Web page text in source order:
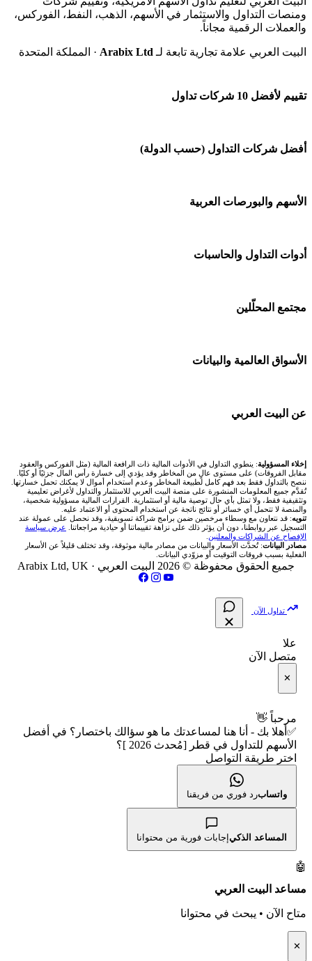
ومنصات التداول والاستثمار في الأسهم، الذهب، النفط، الفوركس،
والعملات الرقمية مجاناً.
البيت العربي علامة تجارية تابعة لـ Arabix Ltd · المملكة المتحدة
تقييم لأفضل 10 شركات تداول
شركة Capital.com
منصة بينانس
شركة Xm
انتراكتيف بروكرز IBKR
أفضل شركات التداول (حسب الدولة)
شركات تداول في السعودية
شركات تداول في قطر
شركات تداول في عُمان
شركات تداول في فلسطين
شركات تداول في مصر
الأسهم والبورصات العربية
🌍 كل البورصات العربية
🇪🇬 البورصة المصرية
🇶🇦 بورصة قطر
🇧🇭 بورصة البحرين
🇴🇲 بورصة مسقط
🇵🇸 بورصة فلسطين
📋 جميع الأسهم
🕌 الأسهم الحلال
أدوات التداول والحاسبات
🕌 حاسبة الزكاة
📌 حاسبة النقاط المحورية
📏 حاسبة حجم المركز
🔄 حاسبة تكلفة السواب
📈 حاسبة عائد التداول
📊 حاسبة الربح التراكمي
🇺🇸 متى يفتح السوق الأمريكي؟
🛠️ كل الأدوات
مجتمع المحلّلين
🧱 حائط المجتمع
الأسواق العالمية والبيانات
🌐 المؤشرات العالمية
🥇 أسعار الذهب والمعادن
💱 أسعار العملات والفوركس
💵 سعر الريال السعودي في مصر
📅 المؤشرات الاقتصادية
عن البيت العربي
من نحن
تواصل معنا
فريق المؤلفين
مقالات تعليمية
سياسة تقييم الشركات
شركات التداول النصابة
الإبلاغ عن شركة نصابة
سياسة الخصوصية
إخلاء المسؤولية: ينطوي التداول في الأدوات المالية ذات الرافعة المالية (مثل الفوركس والعقود
مقابل الفروقات) على مستوى عالٍ من المخاطر وقد يؤدي إلى خسارة رأس المال جزئيًا أو كليًا.
ننصح بالتداول فقط بعد فهم كامل لطبيعة المخاطر وعدم استخدام أموال لا يمكنك تحمل خسارتها.
تُقدَّم جميع المعلومات المنشورة على منصة البيت العربي للاستثمار والتداول لأغراض تعليمية
وتثقيفية فقط، ولا تمثل بأي حال توصية مالية أو استثمارية. القرارات المالية مسؤولية شخصية،
والمنصة لا تتحمل أي خسائر أو نتائج ناتجة عن استخدام المحتوى أو الاعتماد عليه.
تنويه: قد نتعاون مع وسطاء مرخصين ضمن برامج شراكة تسويقية، وقد نحصل على عمولة عند
التسجيل عبر روابطنا، دون أن يؤثر ذلك على نزاهة تقييماتنا أو حيادية مراجعاتنا. عرض سياسة
الإفصاح عن الشراكات والمعلنين
مصادر البيانات: تُحدَّث الأسعار والبيانات من مصادر مالية موثوقة، وقد تختلف قليلاً عن الأسعار
الفعلية بسبب فروقات التوقيت أو مزوّدي البيانات.
جميع الحقوق محفوظة © 2026 البيت العربي · Arabix Ltd, UK
تداول الآن
علا
متصل الآن
✕
مرحباً 👋
✅أهلا بك - أنا هنا لمساعدتك ما هو سؤالك باختصار؟ في أفضل
الأسهم للتداول في قطر [مُحدث 2026 ]؟
اختر طريقة التواصل
واتسابرد فوري من فريقنا
المساعد الذكيإجابات فورية من محتوانا
🤖
مساعد البيت العربي
متاح الآن • يبحث في محتوانا
✕